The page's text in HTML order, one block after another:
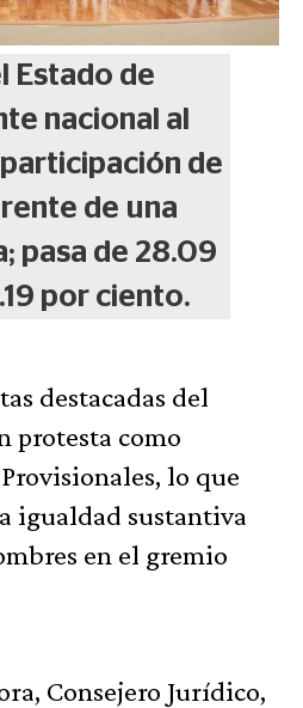
Estado de
nacional al
de
de una
pasa de 28.09
por ciento.
destacadas del
protesta como
lo que
igualdad sustantiva
en el gremio
Consejero Jurídico,